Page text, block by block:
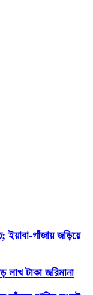
ইয়াবা-গাঁজায় জড়িয়ে
লাখ টাকা জরিমানা